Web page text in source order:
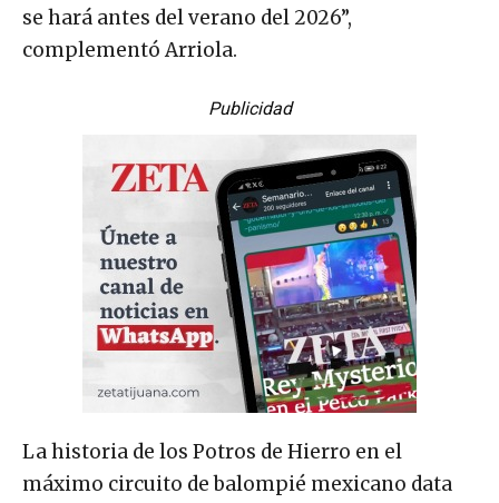
se hará antes del verano del 2026”,
complementó Arriola.
Publicidad
La historia de los Potros de Hierro en el
máximo circuito de balompié mexicano data